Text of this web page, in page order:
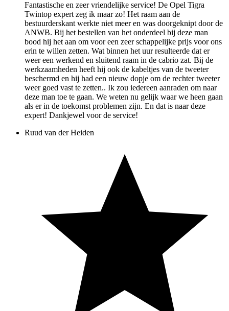
Fantastische en zeer vriendelijke service! De Opel Tigra
Twintop expert zeg ik maar zo! Het raam aan de
bestuurderskant werkte niet meer en was doorgeknipt door de
ANWB. Bij het bestellen van het onderdeel bij deze man
bood hij het aan om voor een zeer schappelijke prijs voor ons
erin te willen zetten. Wat binnen het uur resulteerde dat er
weer een werkend en sluitend raam in de cabrio zat. Bij de
werkzaamheden heeft hij ook de kabeltjes van de tweeter
beschermd en hij had een nieuw dopje om de rechter tweeter
weer goed vast te zetten.. Ik zou iedereen aanraden om naar
deze man toe te gaan. We weten nu gelijk waar we heen gaan
als er in de toekomst problemen zijn. En dat is naar deze
expert! Dankjewel voor de service!
Ruud van der Heiden